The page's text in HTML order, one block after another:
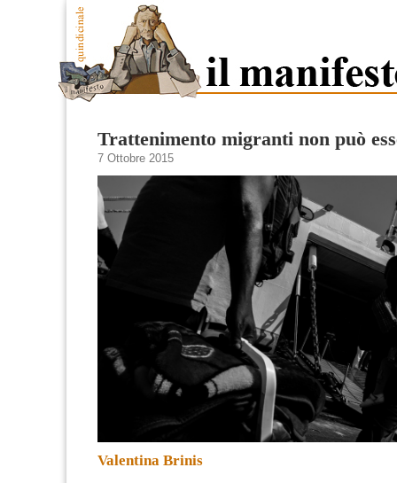
Trattenimento migranti non può
7 Ottobre 2015
Valentina Brinis